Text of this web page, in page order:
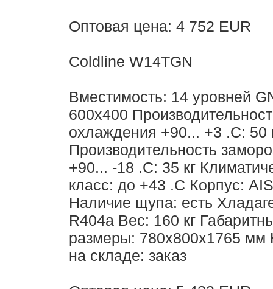
Оптовая цена: 4 752 EUR
Coldline W14TGN
Вместимость: 14 уровней
600х400
охлаждения +90... +3 .С: 50
Производительность
+90... -18 .С: 35 кг
класс: до +43 .С Корпус:
Наличие щупа: есть
R404a Вес: 160 кг
размеры: 780х800х1765 мм
на складе: заказ